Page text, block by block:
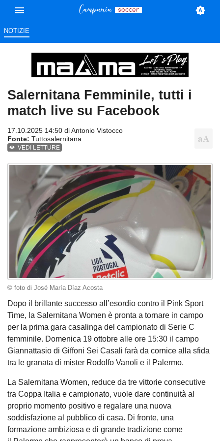
NOTIZIE
Salernitana Femminile, tutti i
match live su Facebook
17.10.2025 14:50 diAntonio Vistocco
Fonte: Tuttosalernitana
VEDI LETTURE
© foto di José María Díaz Acosta
Dopo il brillante successo all’esordio contro il Pink Sport
Time, la Salernitana Women è pronta a tornare in campo
per la prima gara casalinga del campionato di Serie C
femminile. Domenica 19 ottobre alle ore 15:30 il campo
Giannattasio di Giffoni Sei Casali farà da cornice alla sfida
tra le granata di mister Rodolfo Vanoli e il Palermo.
La Salernitana Women, reduce da tre vittorie consecutive
tra Coppa Italia e campionato, vuole dare continuità al
proprio momento positivo e regalare una nuova
soddisfazione al pubblico di casa. Di fronte, una
formazione ambiziosa e di grande tradizione come